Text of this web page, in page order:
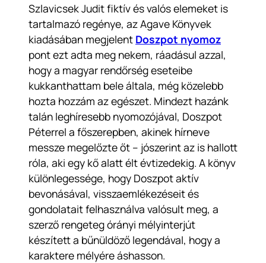
Szlavicsek Judit fiktív és valós elemeket is
tartalmazó regénye, az Agave Könyvek
kiadásában megjelent Doszpot nyomoz
pont ezt adta meg nekem, ráadásul azzal,
hogy a magyar rendőrség eseteibe
kukkanthattam bele általa, még közelebb
hozta hozzám az egészet. Mindezt hazánk
talán leghíresebb nyomozójával, Doszpot
Péterrel a főszerepben, akinek hírneve
messze megelőzte őt – jószerint az is hallott
róla, aki egy kő alatt élt évtizedekig. A könyv
különlegessége, hogy Doszpot aktív
bevonásával, visszaemlékezéseit és
gondolatait felhasználva valósult meg, a
szerző rengeteg órányi mélyinterjút
készített a bűnüldöző legendával, hogy a
karaktere mélyére áshasson.